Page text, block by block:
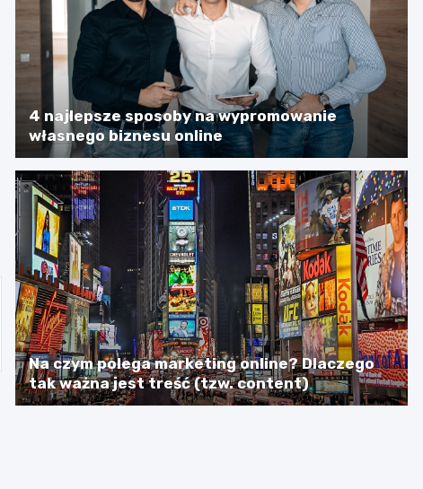
4 najlepsze sposoby na wypromowanie
własnego biznesu online
Na czym polega marketing online? Dlaczego
tak ważna jest treść (tzw. content)